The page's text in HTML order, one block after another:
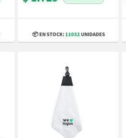
📦 EN STOCK:11032UNIDADES